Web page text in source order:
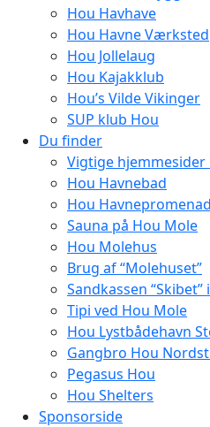
Hou Havhave
Hou Havne Værksted
Hou Jollelaug
Hou Kajakklub
Hou’s Vilde Vikinger
SUP klub Hou
Du finder
Vigtige hjemmesider
Hou Havnebad
Hou
Sauna på Hou Mole
Hou Molehus
Brug af “Molehuset”
Sandkassen “Skibet”
Tipi ved Hou Mole
Hou Lystbådehavn
Gangbro Hou
Pegasus Hou
Hou Shelters
Sponsorside